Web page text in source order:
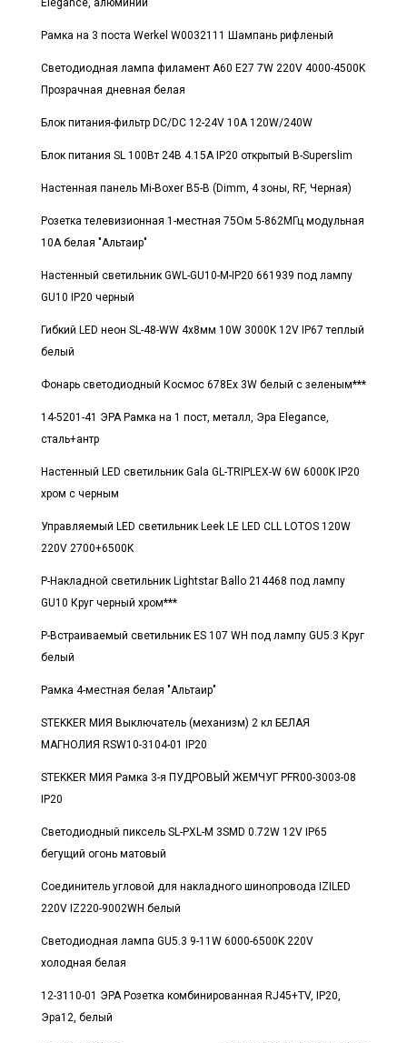
Elegance, алюминий
Рамка на 3 поста Werkel W0032111 Шампань рифленый
Светодиодная лампа филамент A60 E27 7W 220V 4000-4500K
Прозрачная дневная белая
Блок питания-фильтр DC/DC 12-24V 10A 120W/240W
Блок питания SL 100Вт 24В 4.15А IP20 открытый B-Superslim
Настенная панель Mi-Boxer B5-B (Dimm, 4 зоны, RF, Черная)
Розетка телевизионная 1-местная 75Ом 5-862МГц модульная
10А белая "Альтаир"
Настенный светильник GWL-GU10-M-IP20 661939 под лампу
GU10 IP20 черный
Гибкий LED неон SL-48-WW 4x8мм 10W 3000K 12V IP67 теплый
белый
Фонарь светодиодный Космос 678Ex 3W белый с зеленым***
14-5201-41 ЭРА Рамка на 1 пост, металл, Эра Elegance,
сталь+антр
Настенный LED светильник Gala GL-TRIPLEX-W 6W 6000K IP20
хром с черным
Управляемый LED светильник Leek LE LED CLL LOTOS 120W
220V 2700+6500K
Р-Накладной светильник Lightstar Ballo 214468 под лампу
GU10 Круг черный хром***
Р-Встраиваемый светильник ES 107 WH под лампу GU5.3 Круг
белый
Рамка 4-местная белая "Альтаир"
STEKKER МИЯ Выключатель (механизм) 2 кл БЕЛАЯ
МАГНОЛИЯ RSW10-3104-01 IP20
STEKKER МИЯ Рамка 3-я ПУДРОВЫЙ ЖЕМЧУГ PFR00-3003-08
IP20
Светодиодный пиксель SL-PXL-M 3SMD 0.72W 12V IP65
бегущий огонь матовый
Соединитель угловой для накладного шинопровода IZILED
220V IZ220-9002WH белый
Светодиодная лампа GU5.3 9-11W 6000-6500K 220V
холодная белая
12-3110-01 ЭРА Розетка комбинированная RJ45+TV, IP20,
Эра12, белый